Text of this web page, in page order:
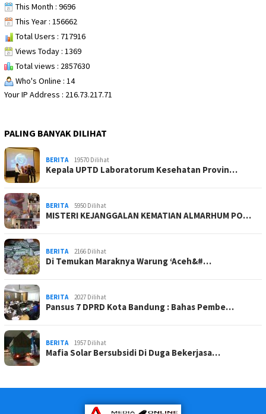
This Month : 9696
This Year : 156662
Total Users : 717916
Views Today : 1369
Total views : 2857630
Who's Online : 14
Your IP Address : 216.73.217.71
PALING BANYAK DILIHAT
BERITA 19570 Dilihat
Kepala UPTD Laboratorum Kesehatan Provin…
BERITA 5950 Dilihat
MISTERI KEJANGGALAN KEMATIAN ALMARHUM PO…
BERITA 2166 Dilihat
Di Temukan Maraknya Warung ‘Aceh&#…
BERITA 2027 Dilihat
Pansus 7 DPRD Kota Bandung : Bahas Pembe…
BERITA 1957 Dilihat
Mafia Solar Bersubsidi Di Duga Bekerjasa…